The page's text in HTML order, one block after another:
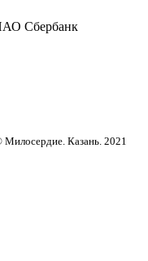
Сбербанк
Милосердие. Казань. 2021